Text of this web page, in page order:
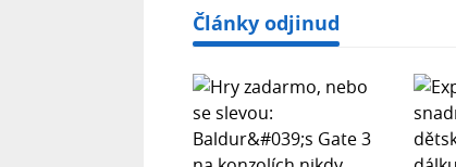
Články odjinud